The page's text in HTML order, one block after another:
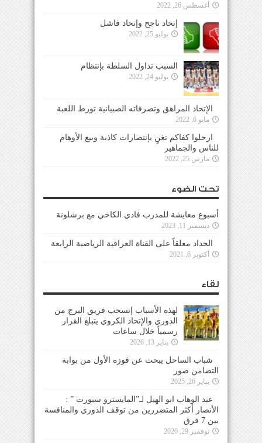
أغسطس 26, 2022
إتحاد ناجح وإتحاد فاشل
يوليو 25, 2022
السبب تداول السلطة بإنتظام
يوليو 24, 2022
الإتحاد المراهق وتصرفاته الصبيانية تورط اللعبة
مايو 6, 2022
ارحلوا كفاكم تغنٍ بإنتصارات كاذبة وبيع الأوهام
للناس والجماهير
مارس 25, 2022
تحت الضوء
أسبوع معايشة للمدرب فادي الكاخي مع برشلونة
ديسمبر 11, 2023
الحداد معلقاً على القناة العراقية الرياضية الرابعة
أكتوبر 6, 2021
لقاء
لهذه الأسباب إنسحب فريق البرج من
الدوري والإتحاد الكروي يتبلغ القرار
رسمياً خلال ساعات
يناير 13, 2026
شباب الساحل يبحث عن فوزه الأول من بوابة
التضامن صور
يناير 26, 2025
عبد الوهاب ابو الهيل لـ”المايسترو سبورت ” :
الأنصار أكثر المتضررين من توقف الدوري والمنافسة
بين 7 فرق
نوفمبر 29, 2020